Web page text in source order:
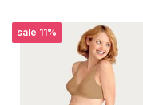
sale 11%